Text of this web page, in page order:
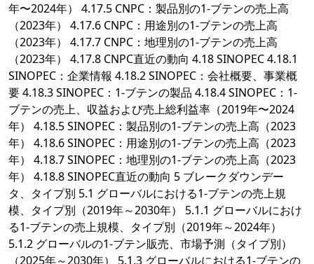
年〜2024年） 4.17.5 CNPC：製品別の1-ブテンの売上高
（2023年） 4.17.6 CNPC：用途別の1-ブテンの売上高
（2023年） 4.17.7 CNPC：地理別の1-ブテンの売上高
（2023年） 4.17.8 CNPC直近の動向 4.18 SINOPEC 4.18.1
SINOPEC：企業情報 4.18.2 SINOPEC：会社概要、事業概
要 4.18.3 SINOPEC：1-ブテンの製品 4.18.4 SINOPEC：1-
ブテンの売上、収益および売上総利益率（2019年〜2024
年） 4.18.5 SINOPEC：製品別の1-ブテンの売上高（2023
年） 4.18.6 SINOPEC：用途別の1-ブテンの売上高（2023
年） 4.18.7 SINOPEC：地理別の1-ブテンの売上高（2023
年） 4.18.8 SINOPEC直近の動向 5 ブレークダウンデー
タ、タイプ別 5.1 グローバルにおける1-ブテンの売上規
模、タイプ別（2019年～2030年） 5.1.1 グローバルにおけ
る1-ブテンの売上規模、タイプ別（2019年～2024年）
5.1.2 グローバルの1-ブテン販売、市場予測（タイプ別）
（2025年～2030年） 5.1.3 グローバルにおける1-ブテンの